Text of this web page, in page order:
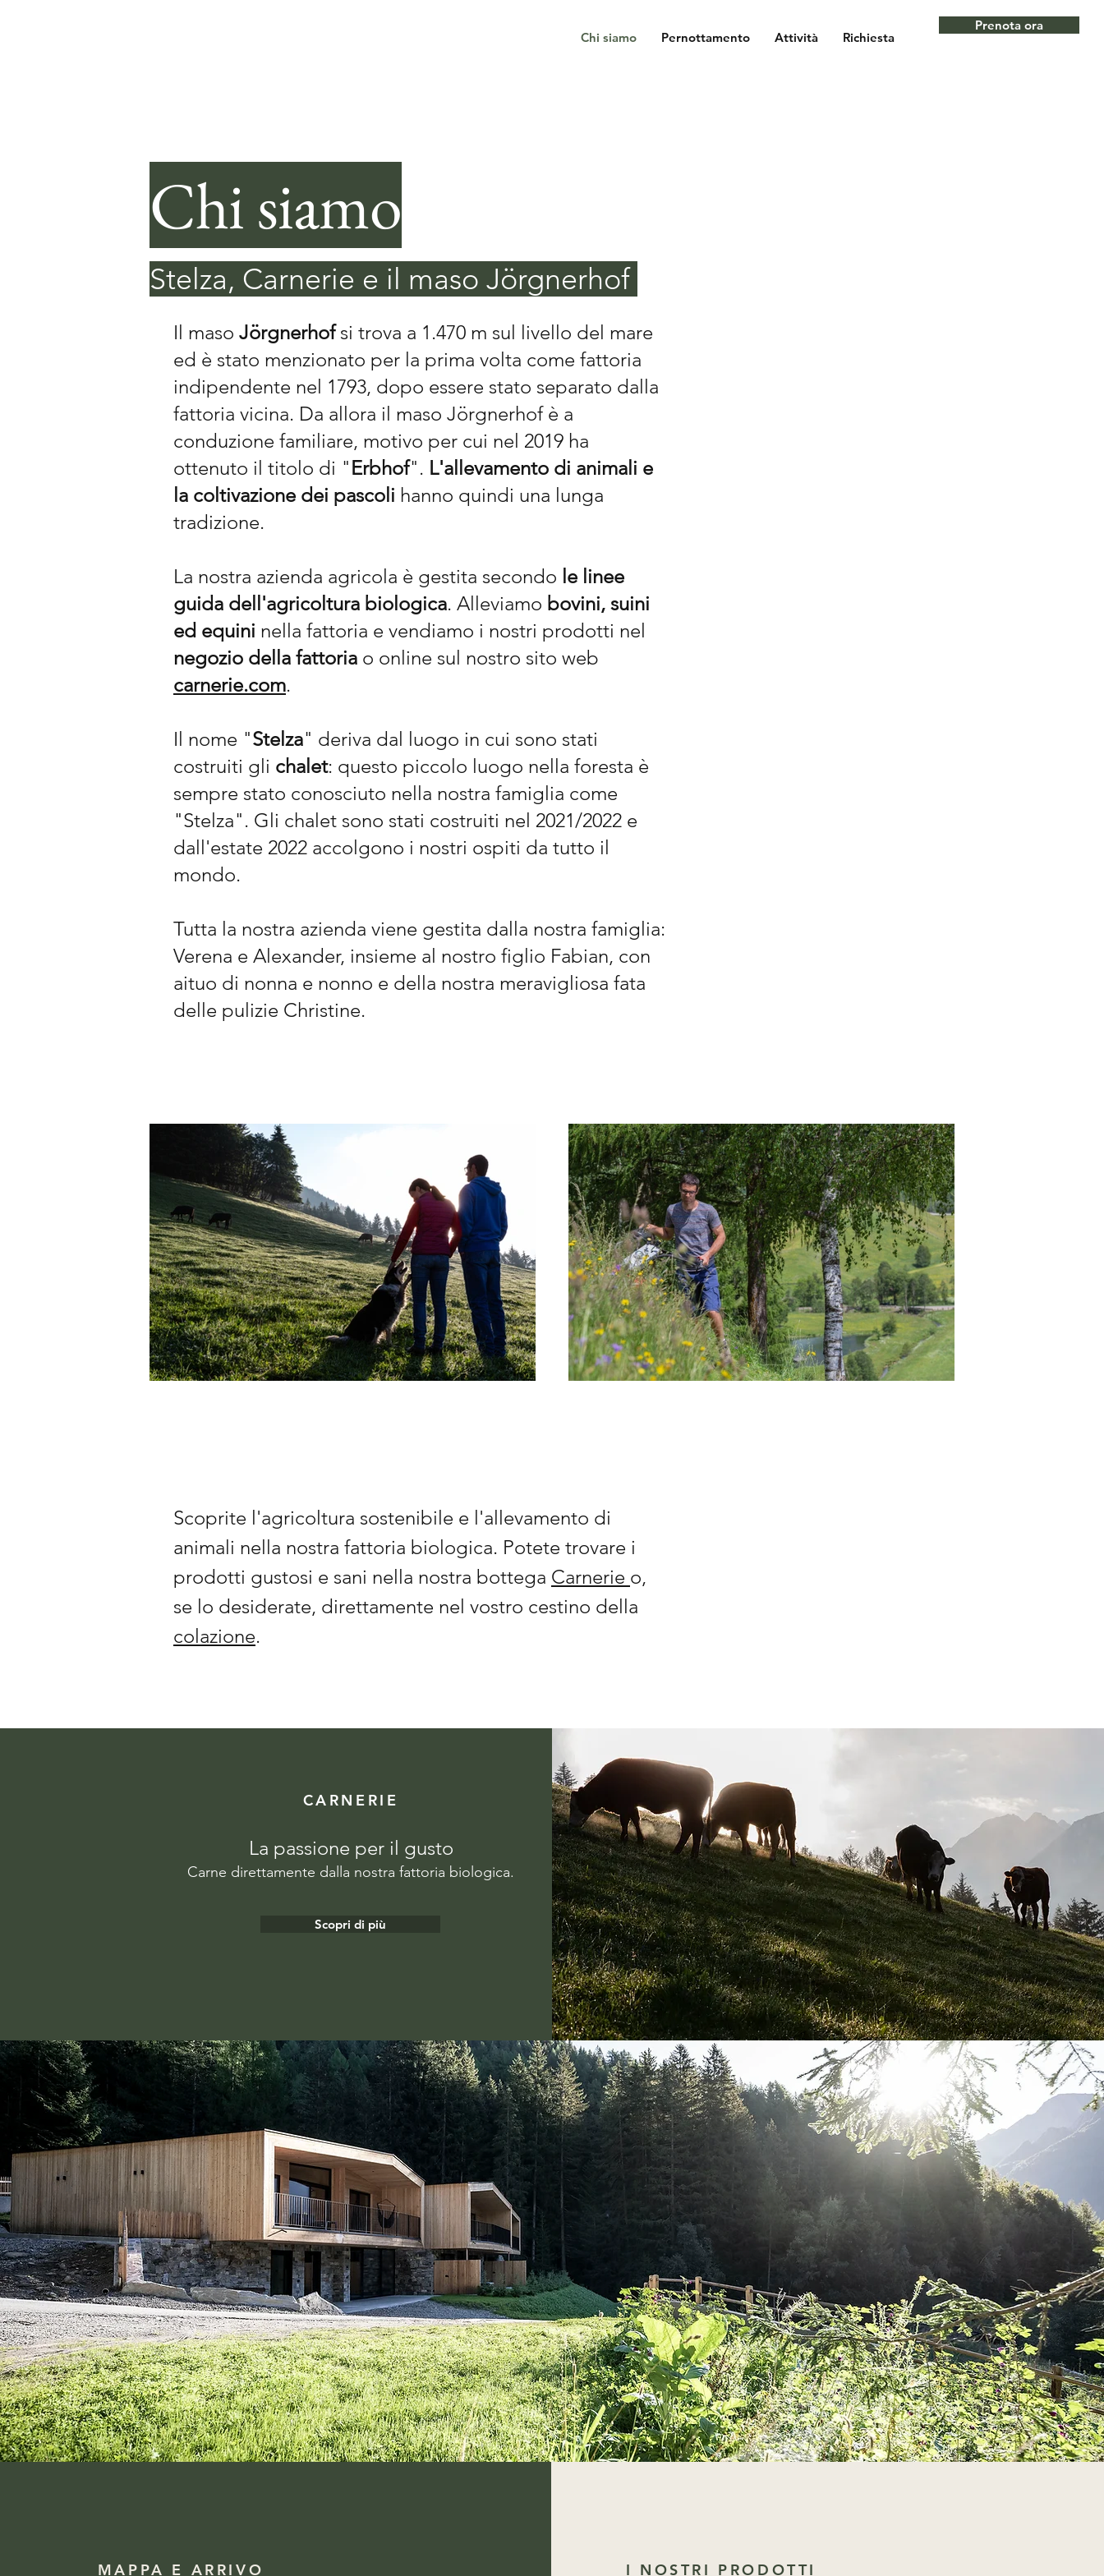
Prenota ora
Chi siamo Pernottamento Attività Richiesta
Chi siamo
Stelza, Carnerie e il maso Jörgnerhof
Il maso Jörgnerhofsi trova a 1.470 m sul livello del mare
ed è stato menzionato per la prima volta come fattoria
indipendente nel 1793, dopo essere stato separato dalla
fattoria vicina. Da allora il maso Jörgnerhof è a
conduzione familiare, motivo per cui nel 2019 ha
ottenuto il titolo di "Erbhof". L'allevamento di animali e
la coltivazione dei pascoli hanno quindi una lunga
tradizione.
La nostra azienda agricola è gestita secondo le linee
guida dell'agricoltura biologica. Alleviamo bovini, suini
ed equini nella fattoria e vendiamo i nostri prodotti nel
negozio della fattoria o online sul nostro sito web
carnerie.com.
Il nome "Stelza" deriva dal luogo in cui sono stati
costruiti gli chalet: questo piccolo luogo nella foresta è
sempre stato conosciuto nella nostra famiglia come
"Stelza". Gli chalet sono stati costruiti nel 2021/2022 e
dall'estate 2022 accolgono i nostri ospiti da tutto il
mondo.
Tutta la nostra azienda viene gestita dalla nostra famiglia:
Verena e Alexander, insieme al nostro figlio Fabian, con
aituo di nonna e nonno e della nostra meravigliosa fata
delle pulizie Christine.
Scoprite l'agricoltura sostenibile e l'allevamento di
animali nella nostra fattoria biologica. Potete trovare i
prodotti gustosi e sani nella nostra bottega Carnerie o,
se lo desiderate, direttamente nel vostro cestino della
colazione.
CARNERIE
La passione per il gusto
Carne direttamente dalla nostra fattoria biologica.
Scopri di più
MAPPA E ARRIVO
I NOSTRI PRODOTTI